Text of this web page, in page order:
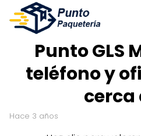
Punto GLS
teléfono y
cerca
hace 3 años